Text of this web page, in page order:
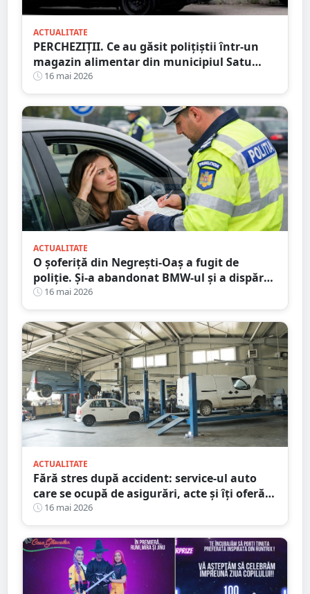
ACTUALITATE
PERCHEZIȚII. Ce au găsit polițiștii într-un
magazin alimentar din municipiul Satu
Mare
16 mai 2026
ACTUALITATE
O șoferiță din Negrești-Oaș a fugit de
poliție. Și-a abandonat BMW-ul și a dispărut
printre blocuri
16 mai 2026
ACTUALITATE
Fără stres după accident: service-ul auto
care se ocupă de asigurări, acte și îți oferă
mașină la schimb
16 mai 2026